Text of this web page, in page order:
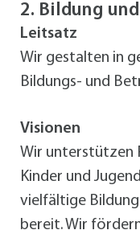
2. Bildung
Leitsatz
Wir gestalten in
Bildungs- und
Visionen
Wir unterstützen
Kinder und
vielfältige
bereit. Wir